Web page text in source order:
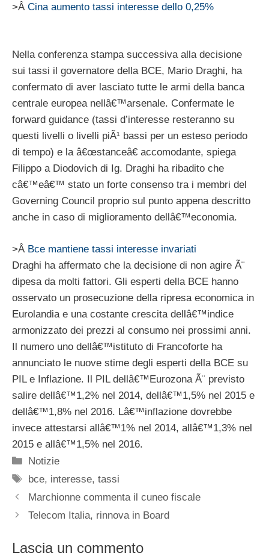
>Â Cina aumento tassi interesse dello 0,25%
Nella conferenza stampa successiva alla decisione
sui tassi il governatore della BCE, Mario Draghi, ha
confermato di aver lasciato tutte le armi della banca
centrale europea nellâ€™arsenale. Confermate le
forward guidance (tassi d’interesse resteranno su
questi livelli o livelli piÃ¹ bassi per un esteso periodo
di tempo) e la â€œstanceâ€ accomodante, spiega
Filippo a Diodovich di Ig. Draghi ha ribadito che
câ€™eâ€™ stato un forte consenso tra i membri del
Governing Council proprio sul punto appena descritto
anche in caso di miglioramento dellâ€™economia.
>Â Bce mantiene tassi interesse invariati
Draghi ha affermato che la decisione di non agire Ã¨
dipesa da molti fattori. Gli esperti della BCE hanno
osservato un prosecuzione della ripresa economica in
Eurolandia e una costante crescita dellâ€™indice
armonizzato dei prezzi al consumo nei prossimi anni.
Il numero uno dellâ€™istituto di Francoforte ha
annunciato le nuove stime degli esperti della BCE su
PIL e Inflazione. Il PIL dellâ€™Eurozona Ã¨ previsto
salire dellâ€™1,2% nel 2014, dellâ€™1,5% nel 2015 e
dellâ€™1,8% nel 2016. Lâ€™inflazione dovrebbe
invece attestarsi allâ€™1% nel 2014, allâ€™1,3% nel
2015 e allâ€™1,5% nel 2016.
Categorie
Notizie
Tag
bce, interesse,tassi
Marchionne commenta il cuneo fiscale
Telecom Italia, rinnova in Board
Lascia un commento